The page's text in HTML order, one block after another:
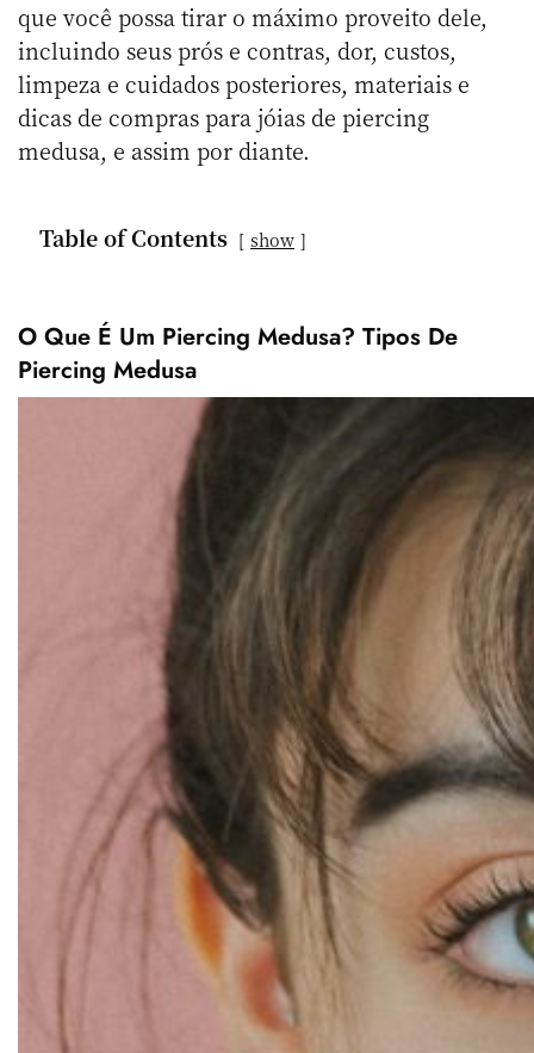
que você possa tirar o máximo proveito dele,
incluindo seus prós e contras, dor, custos,
limpeza e cuidados posteriores, materiais e
dicas de compras para jóias de piercing
medusa, e assim por diante.
Table of Contents show
O Que É Um Piercing Medusa? Tipos De
Piercing Medusa